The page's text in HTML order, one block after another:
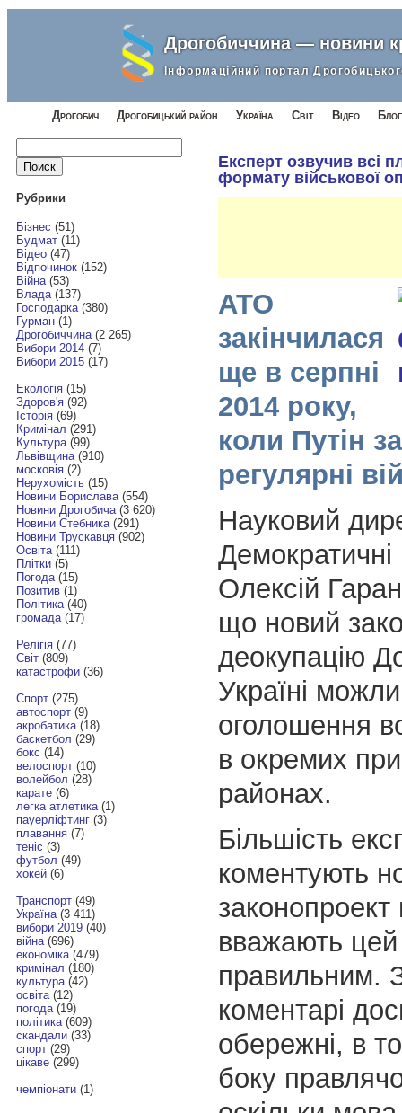
Дрогобиччина — новини
Інформаційний портал
Дрогобич Дрогобицький район Україна Світ Відео
Найти:
Рубрики
Бізнес (51)
Будмат(11)
Відео(47)
Відпочинок(152)
Війна(53)
Влада(137)
Господарка(380)
Гурман(1)
Дрогобиччина(2 265)
Вибори 2014(7)
Вибори 2015(17)
Екологія(15)
Здоров'я(92)
Історія(69)
Кримінал (291)
Культура(99)
Львівщина(910)
московія(2)
Нерухомість(15)
Новини Борислава(554)
Новини Дрогобича(3 620)
Новини Стебника(291)
Новини Трускавця(902)
Освіта(111)
Плітки(5)
Погода(15)
Позитив(1)
Політика(40)
громада(17)
Релігія(77)
Світ(809)
катастрофи(36)
Спорт(275)
автоспорт(9)
акробатика(18)
баскетбол (29)
бокс (14)
велоспорт(10)
волейбол (28)
карате(6)
легка атлетика(1)
пауерліфтинг(3)
плавання(7)
теніс (3)
футбол (49)
хокей(6)
Транспорт(49)
Україна(3 411)
вибори 2019(40)
війна(696)
економіка(479)
кримінал (180)
культура(42)
освіта(12)
погода(19)
політика(609)
скандали(33)
спорт(29)
цікаве(299)
чемпіонати(1)
Експерт озвучив всі
формату військової
АТО
закінчилася
ще в серпні
2014 року,
коли Путін
регулярні
Науковий
Демократичні
Олексій
що новий
деокупацію
Україні
оголошення
в окремих
районах.
Більшість
коментують
вважають цей
правильним.
коментарі
обережні, в
боку